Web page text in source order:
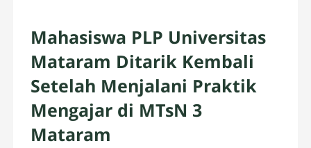
Mahasiswa PLP Universitas
Mataram Ditarik Kembali
Setelah Menjalani Praktik
Mengajar di MTsN 3
Mataram